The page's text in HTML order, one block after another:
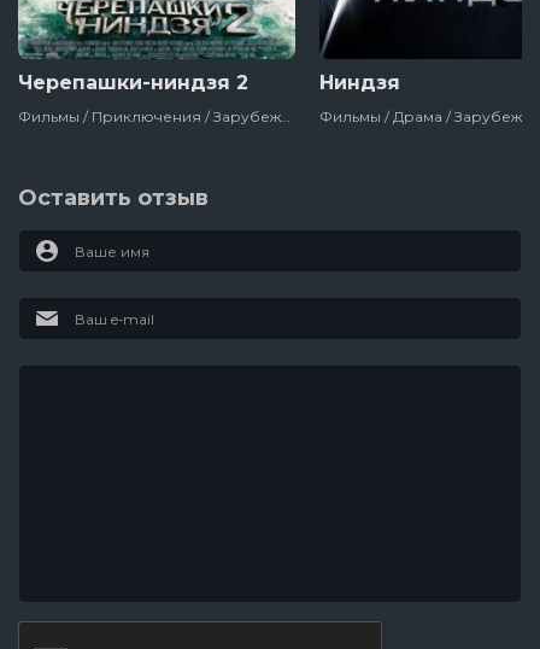
Черепашки-ниндзя 2
Фильмы / Приключения / Зарубежный / Фантастика / Боевик / Комедия / Сша / 2016
Ниндзя
Оставить отзыв